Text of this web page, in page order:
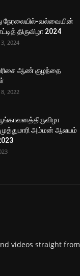
நேரலையில்-வல்வையின்
திருவிழா 2024
2024
ஆண் குழந்தை
2022
அம்மன் ஆலயம்
videos straight from